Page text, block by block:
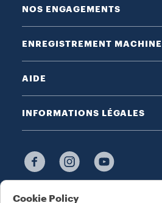
NOS ENGAGEMENTS
ENREGISTREMENT MACHINE
AIDE
INFORMATIONS LÉGALES
CHOISISSEZ VOTRE PAYS
Cookie Policy